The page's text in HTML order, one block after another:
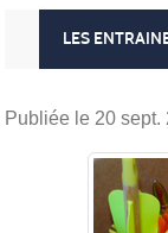
LES
Publiée le 20 sept.